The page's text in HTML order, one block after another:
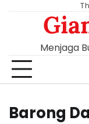
Menjaga
Barong